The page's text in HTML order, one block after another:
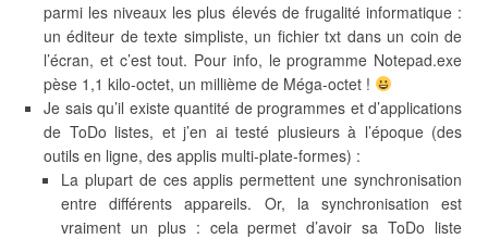
parmi les niveaux les plus élevés de frugalité informatique :
un éditeur de texte simpliste, un fichier txt dans un coin de
l’écran, et c’est tout. Pour info, le programme Notepad.exe
pèse 1,1 kilo-octet, un millième de Méga-octet !
Je sais qu’il existe quantité de programmes et d’applications
de ToDo listes, et j’en ai testé plusieurs à l’époque (des
outils en ligne, des applis multi-plate-formes) :
La plupart de ces applis permettent une synchronisation
entre différents appareils. Or, la synchronisation est
vraiment un plus : cela permet d’avoir sa ToDo liste